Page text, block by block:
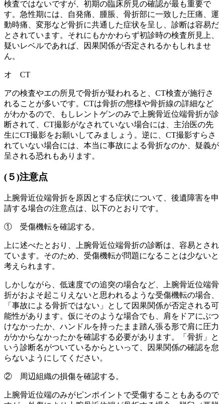
検査ではないですが、初期の臨床所見の確認が最も重要で
す。急性期には、自発痛、腫脹、骨折部に一致した圧痛、運
動時痛、変形など骨折に共通した症状を呈し、診断は容易だ
とされています。それにもかかわらず初診時の検査所見上、
疑いレベルであれば、因果関係が否定されるかもしれませ
ん。
オ CT
アの検査やエの所見で骨折が疑われると、CT検査が施行さ
れることが多いです。CTは骨折の態様や骨折線の詳細など
がわかるので、もしレントゲンのみで上腕骨近位端骨折が診
断されて、CT撮影がなされていない場合には、主治医の先
生にCT撮影をお願いしてみましょう。逆に、CT撮影すらさ
れていない場合には、本当に事故による骨折なのか、疑義が
呈される恐れもあります。
(５)注意点
上腕骨近位端骨折を原因とする症状について、後遺障害を申
請する場合の注意点は、以下のとおりです。
① 受傷機転を確認する。
上に述べたとおり、上腕骨近位端骨折の診断は、容易とされ
ています。そのため、受傷機転が問題になることは少ないと
考えられます。
しかしながら、低速度での追突の場合など、上腕骨近位端骨
折がおよそ起こりえないと思われるような受傷機転の場合、
「事故による骨折ではない」として因果関係が否定される可
能性があります。仮にそのような場合でも、肩をドアにぶつ
けなかったか、ハンドルを持ったまま踏ん張る形で肩に圧力
がかからなかったかを確認する必要があります。「骨折」と
いう診断名がついているからといって、因果関係の確認を怠
らないようにしてください。
② 周辺組織の損傷を確認する。
上腕骨近位端のみがピンポイントで受傷することもあるので